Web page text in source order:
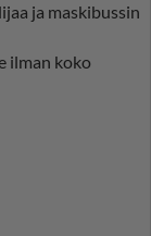
ja maskibussin
ilman koko